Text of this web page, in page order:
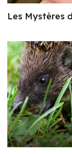
Les Mystères